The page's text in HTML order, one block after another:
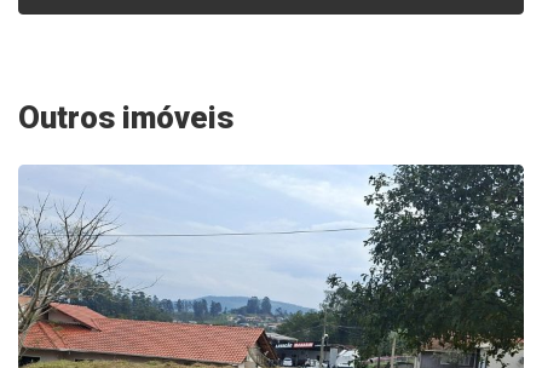
Outros imóveis